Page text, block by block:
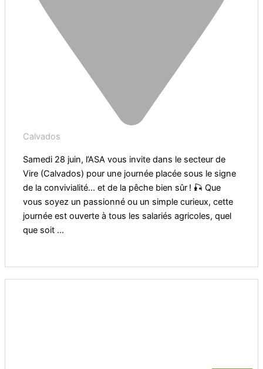
Calvados
Samedi 28 juin, l’ASA vous invite dans le secteur de
Vire (Calvados) pour une journée placée sous le signe
de la convivialité… et de la pêche bien sûr ! 🎣 Que
vous soyez un passionné ou un simple curieux, cette
journée est ouverte à tous les salariés agricoles, quel
que soit ...